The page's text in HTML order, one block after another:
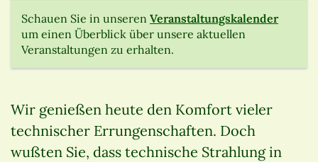
Schauen Sie in unseren Veranstaltungskalender
um einen Überblick über unsere aktuellen
Veranstaltungen zu erhalten.
Wir genießen heute den Komfort vieler
technischer Errungenschaften. Doch
wußten Sie, dass technische Strahlung in